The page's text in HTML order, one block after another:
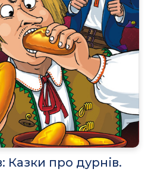
Казки про дурнів.